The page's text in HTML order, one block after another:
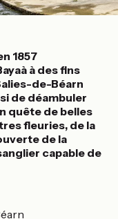
1857
à des fins
de-Béarn
de déambuler
quête de belles
fleuries, de la
de la
capable de